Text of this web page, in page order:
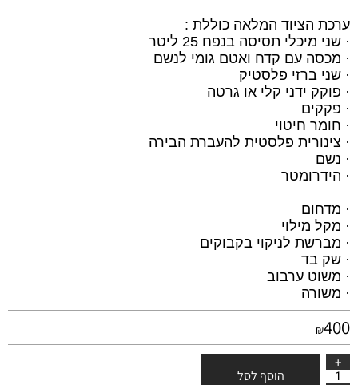
ערכת הציוד המלאה כוללת :
· שני מיכלי תסיסה בנפח 25 ליטר
· מכסה עם קדח ואטם גומי לנשם
· שני ברזי פלסטיק
· פוקק ידני קלי או גרטה
· פקקים
· חומר חיטוי
· צינורית פלסטית להעברת הבירה
· נשם
· הידרומטר
· מדחום
· מקל מילוי
· מברשת לניקוי בקבוקים
· שק בד
· משוט ערבוב
· משורה
₪400
הוסף לסל